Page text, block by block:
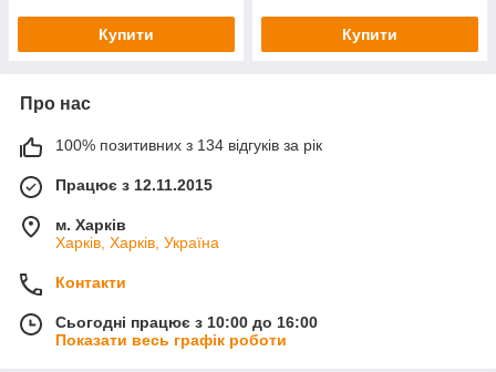
Купити Купити
Про нас
100% позитивних з 134 відгуків за рік
Працює з 12.11.2015
м. Харків
Харків, Харків, Україна
Контакти
Сьогодні працює з 10:00 до 16:00
Показати весь графік роботи